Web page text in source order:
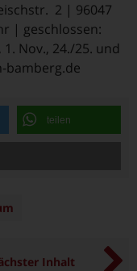
2 | 96047
| geschlossen:
Nov., 24./25. und
bamberg.de
teilen
Inhalt